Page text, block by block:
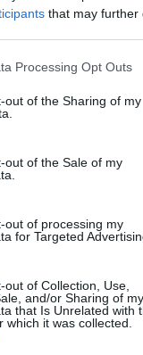
that may further
Processing Opt Outs
out of the Sharing of my
out of the Sale of my
out of processing my
for Targeted
out of Collection, Use,
and/or Sharing of my
that Is Unrelated with
which it was collected.
ben.
HÍREK
hosszú
II kritika
utáni jelenet